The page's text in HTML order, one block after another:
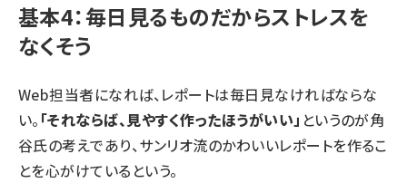
基本4：毎日見るものだからストレスを
なくそう
Web担当者になれば、レポートは毎日見なければならな
い。 「それならば、見やすく作ったほうがいい」 というのが角
谷氏の考えであり、サンリオ流のかわいいレポートを作るこ
とを心がけているという。